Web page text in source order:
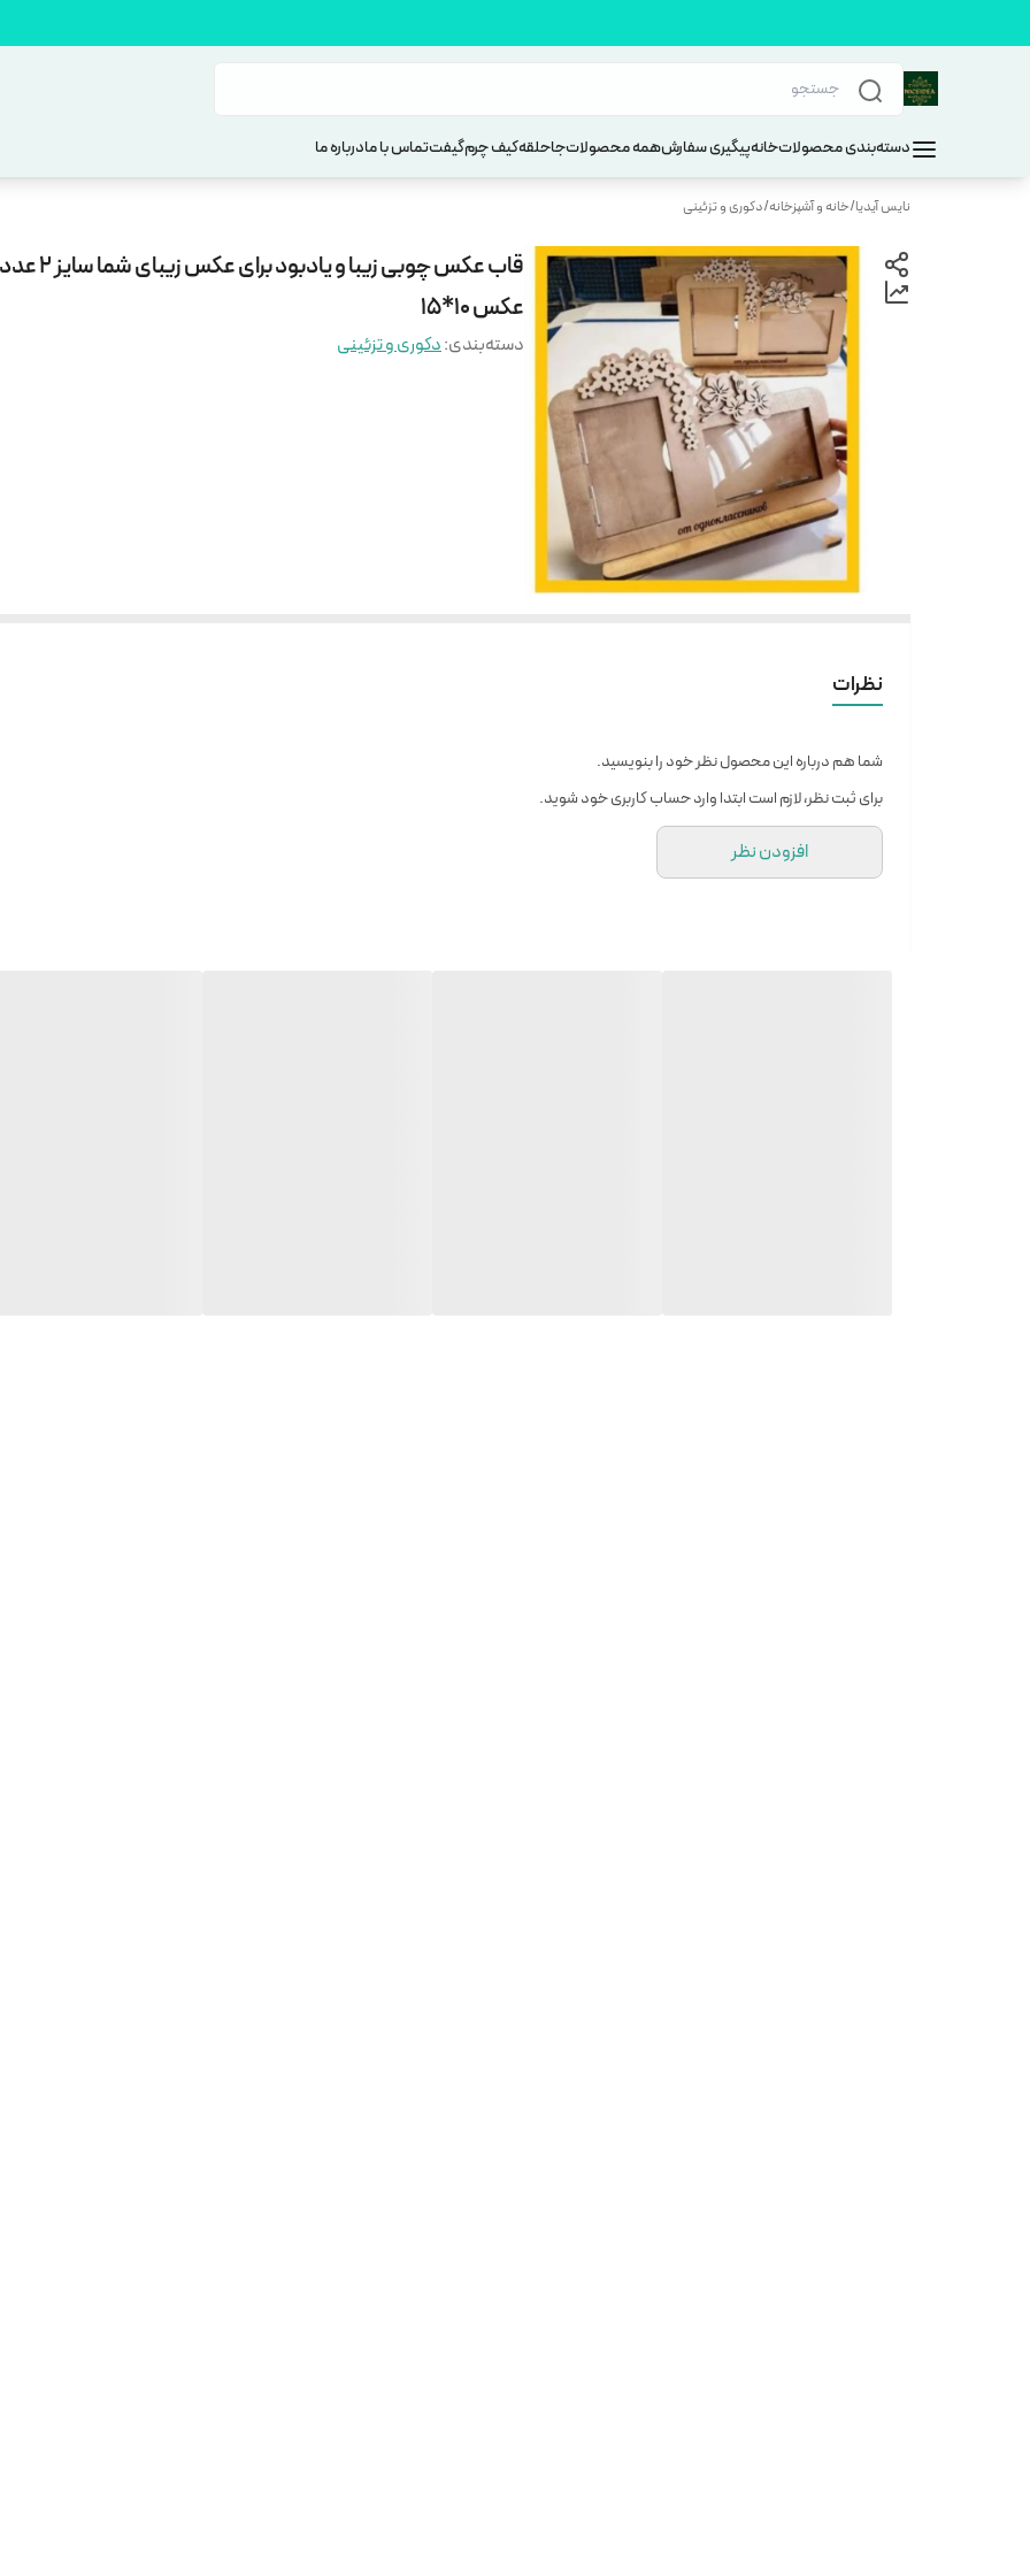
دسته‌بندی محصولاتخانهپیگیری سفارشهمه محصولاتجاحلقهکیف چرمگیفتتماس با مادرباره ما
نایس آیدیا/خانه و آشپزخانه/دکوری و تزئینی
قاب عکس چوبی زیبا و
عکس 10*15
دسته‌بندی:دکوری و تزئینی
نظرات
شما هم درباره این محصول نظر خود را بنویسید.
برای ثبت نظر، لازم است ابتدا وارد حساب کاربری خود شوید.
افزودن نظر